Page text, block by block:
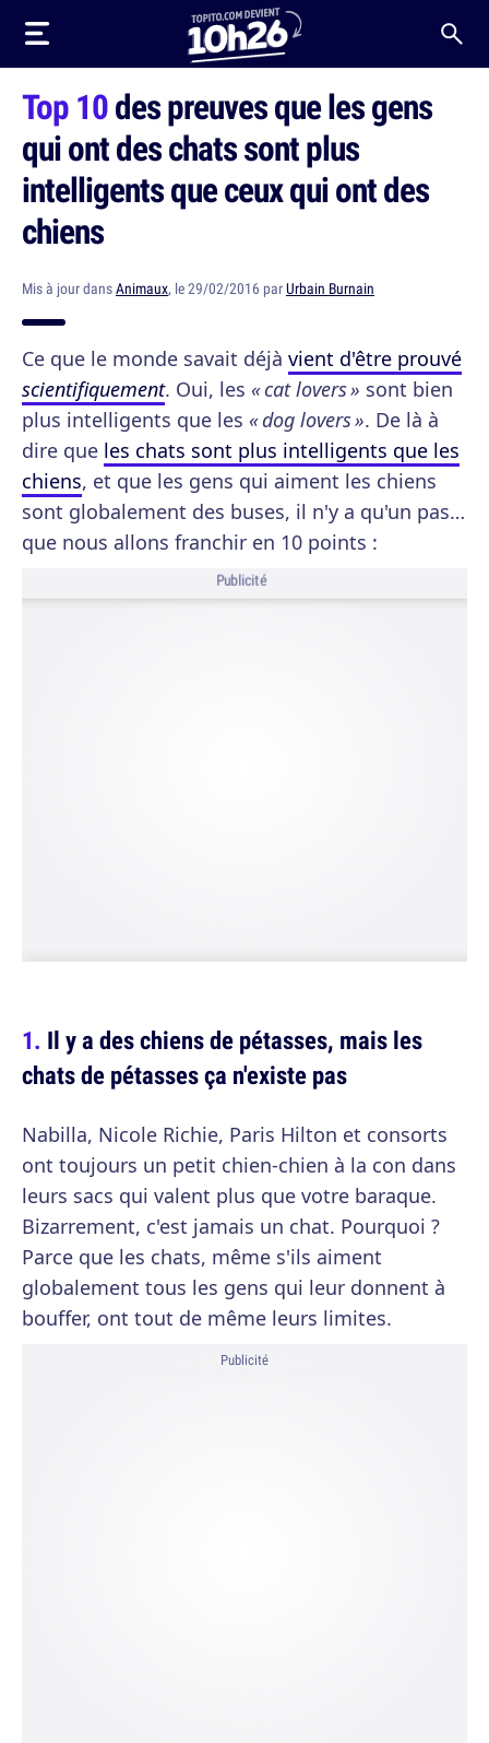
Top 10des preuves que les gens
qui ont des chats sont plus
intelligents que ceux qui ont des
chiens
Mis à jour dansAnimaux, le 29/02/2016 parUrbain Burnain
Ce que le monde savait déjà vient d'être prouvé
scientifiquement. Oui, les « cat lovers » sont bien
plus intelligents que les « dog lovers ». De là à
dire que les chats sont plus intelligents que les
chiens, et que les gens qui aiment les chiens
sont globalement des buses, il n'y a qu'un pas…
que nous allons franchir en 10 points :
Publicité
Il y a des chiens de pétasses, mais les
chats de pétasses ça n'existe pas
Nabilla, Nicole Richie, Paris Hilton et consorts
ont toujours un petit chien-chien à la con dans
leurs sacs qui valent plus que votre baraque.
Bizarrement, c'est jamais un chat. Pourquoi ?
Parce que les chats, même s'ils aiment
globalement tous les gens qui leur donnent à
bouffer, ont tout de même leurs limites.
Publicité